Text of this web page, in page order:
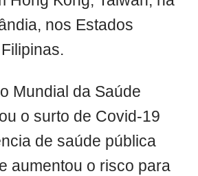
nos Estados
Mundial da Saúde
o surto de Covid-19
de saúde pública
aumentou o risco para